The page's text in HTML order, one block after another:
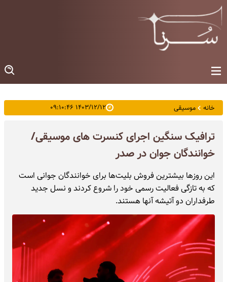
خانه موسیقی ۱۴۰۳/۱۲/۱۲ ۰۹:۱۰:۴۶
ترافیک سنگین اجرای کنسرت های موسیقی/
خوانندگان جوان در صدر
این روزها بیشترین فروش بلیت‌ها برای خوانندگان جوانی است
که به تازگی فعالیت رسمی خود را شروع کردند و نسل جدید
طرفداران دو آتیشه آنها هستند.